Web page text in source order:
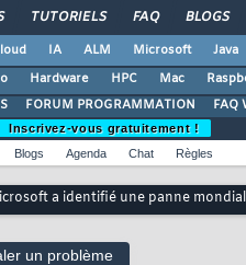
TUTORIELS FAQ BLOGS
IA ALM Microsoft Java
Hardware HPC Mac
FORUM PROGRAMMATION FAQ
Inscrivez-vous gratuitement !
Blogs Agenda Chat Règles
a identifié une panne
un problème